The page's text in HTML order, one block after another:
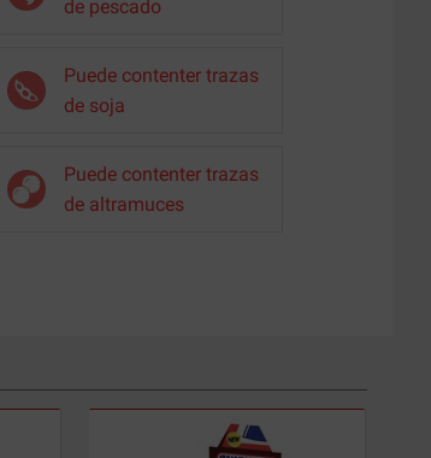
de pescado
Puede contenter trazas
de soja
Puede contenter trazas
de altramuces